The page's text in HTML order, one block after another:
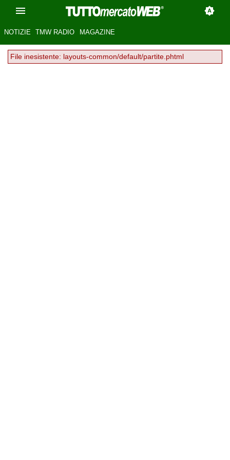
NOTIZIE TMW RADIO MAGAZINE
File inesistente: layouts-common/default/partite.phtml